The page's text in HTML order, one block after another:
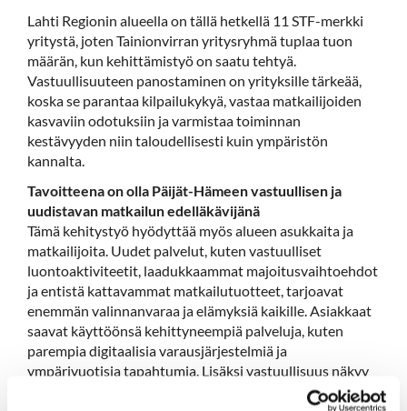
Lahti Regionin alueella on tällä hetkellä 11 STF-merkki
yritystä, joten Tainionvirran yritysryhmä tuplaa tuon
määrän, kun kehittämistyö on saatu tehtyä.
Vastuullisuuteen panostaminen on yrityksille tärkeää,
koska se parantaa kilpailukykyä, vastaa matkailijoiden
kasvaviin odotuksiin ja varmistaa toiminnan
kestävyyden niin taloudellisesti kuin ympäristön
kannalta.
Tavoitteena on olla Päijät-Hämeen vastuullisen ja
uudistavan matkailun edelläkävijänä
Tämä kehitystyö hyödyttää myös alueen asukkaita ja
matkailijoita. Uudet palvelut, kuten vastuulliset
luontoaktiviteetit, laadukkaammat majoitusvaihtoehdot
ja entistä kattavammat matkailutuotteet, tarjoavat
enemmän valinnanvaraa ja elämyksiä kaikille. Asiakkaat
saavat käyttöönsä kehittyneempiä palveluja, kuten
parempia digitaalisia varausjärjestelmiä ja
ympärivuotisia tapahtumia. Lisäksi vastuullisuus näkyy